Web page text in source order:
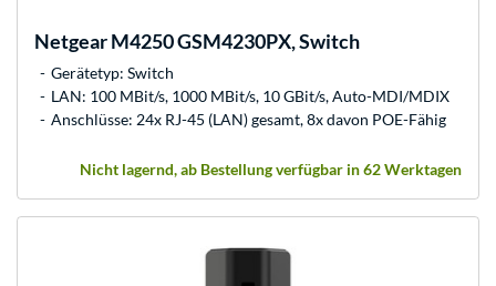
NetgearM4250 GSM4230PX, Switch
Gerätetyp: Switch
LAN: 100 MBit/s, 1000 MBit/s, 10 GBit/s, Auto-MDI/MDIX
Anschlüsse: 24x RJ-45 (LAN) gesamt, 8x davon POE-Fähig
Nicht lagernd, ab Bestellung verfügbar in 62 Werktagen